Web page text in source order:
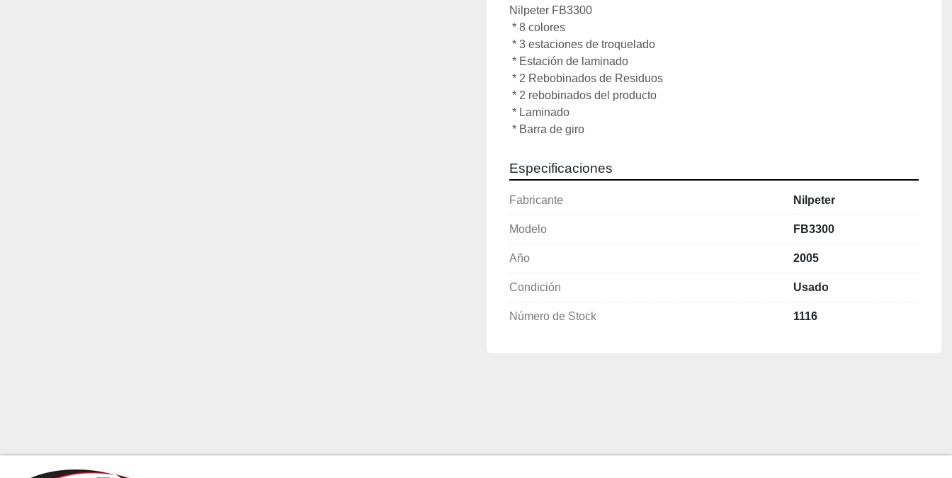
Nilpeter FB3300
* Barra de giro
Especificaciones
Fabricante Nilpeter
Modelo FB3300
Año 2005
Condición Usado
Número de Stock 1116